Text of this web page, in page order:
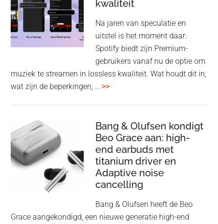
kwaliteit
Na jaren van speculatie en
uitstel is het moment daar:
Spotify biedt zijn Premium-
gebruikers vanaf nu de optie om
muziek te streamen in lossless kwaliteit. Wat houdt dit in,
wat zijn de beperkingen, … >>overSpotify
nu
ook
in
‘lossless’
kwaliteit
Bang & Olufsen kondigt
Beo Grace aan: high-
end earbuds met
titanium driver en
Adaptive noise
cancelling
Bang & Olufsen heeft de Beo
Grace aangekondigd, een nieuwe generatie high-end